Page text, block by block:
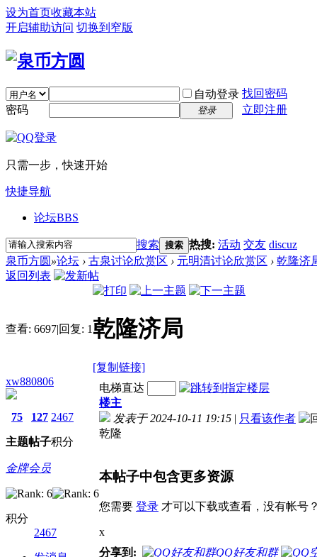
设为首页收藏本站
开启辅助访问 切换到窄版
自动登录 找回密码
密码
登录 立即注册
只需一步，快速开始
快捷导航
论坛BBS
搜索 搜索 热搜: 活动 交友 discuz
泉币方圆 »论坛 › 古泉讨论欣赏区 › 元明清讨论欣赏区 › 乾隆济
返回列表
查看: 6697|回复: 1 乾隆济局
[复制链接]
xw880806
75
主题
127
帖子
2467
积分
金牌会员
积分
2467
电梯直达
楼主
发表于 2024-10-11 19:15 | 只看该作者
乾隆
本帖子中包含更多资源
您需要 登录 才可以下载或查看，没有帐号
x
分享到:
QQ好友和群